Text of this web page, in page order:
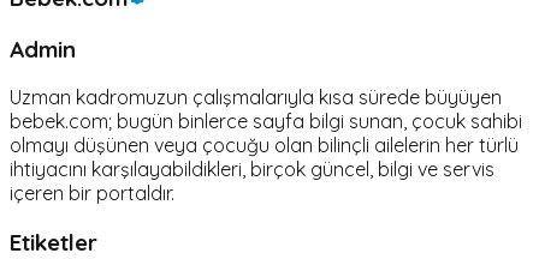
Admin
Uzman kadromuzun çalışmalarıyla kısa sürede büyüyen
bebek.com; bugün binlerce sayfa bilgi sunan, çocuk sahibi
olmayı düşünen veya çocuğu olan bilinçli ailelerin her türlü
ihtiyacını karşılayabildikleri, birçok güncel, bilgi ve servis
içeren bir portaldır.
Etiketler